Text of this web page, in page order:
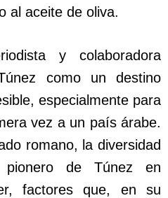
al aceite de oliva.
y colaboradora
como un destino
especialmente para
vez a un país árabe.
romano, la diversidad
de Túnez en
factores que, en su